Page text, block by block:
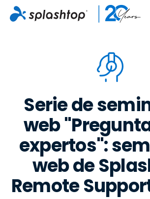
Serie de
web
expertos":
web de
Remote